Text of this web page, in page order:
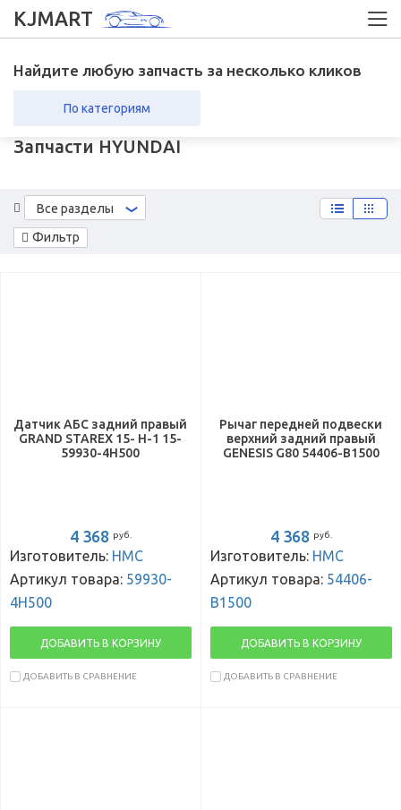
KJMART
Найдите любую запчасть за несколько кликов
По категориям
Запчасти HYUNDAI
Фильтр
Все разделы
Датчик АБС задний правый
GRAND STAREX 15- H-1 15-
59930-4H500
4 368 руб.
Изготовитель: HMC
Артикул товара: 59930-
4H500
ДОБАВИТЬ В КОРЗИНУ
ДОБАВИТЬ В СРАВНЕНИЕ
Рычаг передней подвески
верхний задний правый
GENESIS G80 54406-B1500
4 368 руб.
Изготовитель: HMC
Артикул товара: 54406-
B1500
ДОБАВИТЬ В КОРЗИНУ
ДОБАВИТЬ В СРАВНЕНИЕ